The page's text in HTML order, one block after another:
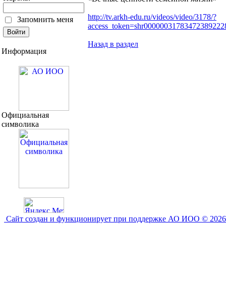
Запомнить меня
Информация
Официальная
символика
http://tv.arkh-edu.ru/videos/video/3178/?
Назад в раздел
Сайт создан и функционирует при поддержке АО ИОО © 2026